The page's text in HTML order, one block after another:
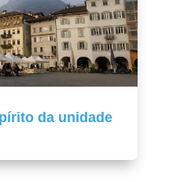
da unidade